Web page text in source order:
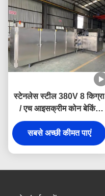
स्टेनलेस स्टील 380V 8 किग्रा
/ एच आइसक्रीम कोन बेकिंग
मशीन
सबसे अच्छी कीमत पाएं